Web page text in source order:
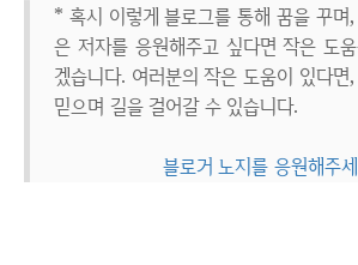
* 혹시 이렇게 블로그를 통해 꿈을 꾸며
은 저자를 응원해주고 싶다면 작은 도
겠습니다. 여러분의 작은 도움이 있다
믿으며 길을 걸어갈 수 있습니다.
블로거 노지를 응원해주